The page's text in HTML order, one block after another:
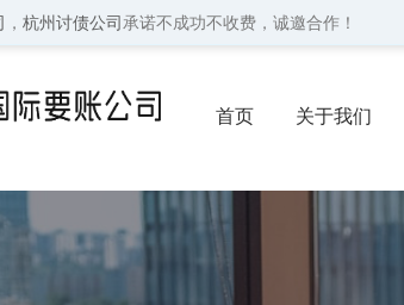
， 杭州讨债公司 承诺不成功不收费，诚邀合作！
首页 关于我们
保密协议 委托流